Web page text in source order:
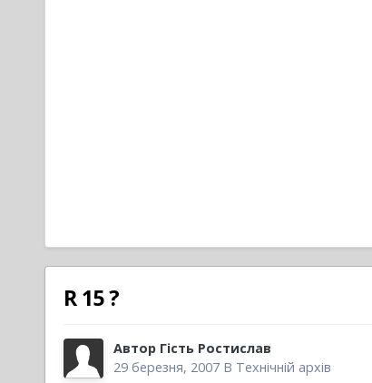
R 15 ?
Автор Гість Ростислав
29 березня, 2007В Технічній архів